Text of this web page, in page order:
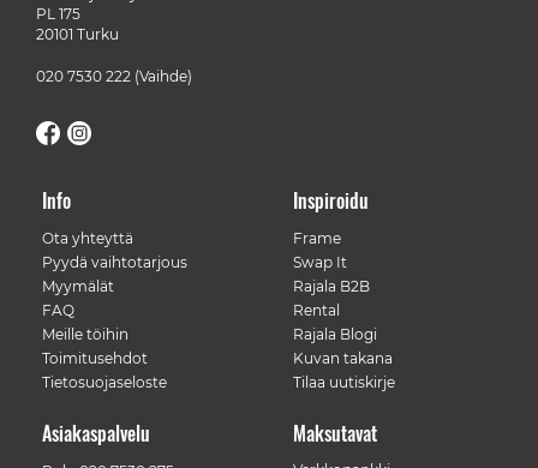
PL 175
20101 Turku
020 7530 222 (Vaihde)
Info
Ota yhteyttä
Pyydä vaihtotarjous
Myymälät
FAQ
Meille töihin
Toimitusehdot
Tietosuojaseloste
Inspiroidu
Frame
Swap It
Rajala B2B
Rental
Rajala Blogi
Kuvan takana
Tilaa uutiskirje
Maksutavat
Asiakaspalvelu